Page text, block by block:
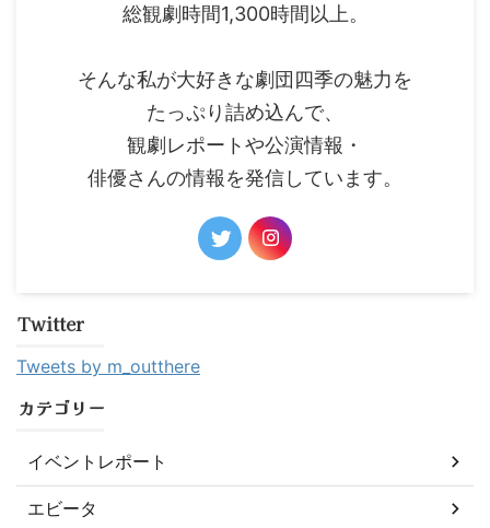
総観劇時間1,300時間以上。
そんな私が大好きな劇団四季の魅力を
たっぷり詰め込んで、
観劇レポートや公演情報・
俳優さんの情報を発信しています。
Twitter
Tweets by m_outthere
カテゴリー
イベントレポート
エビータ